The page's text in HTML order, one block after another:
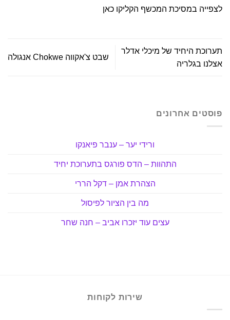
לצפייה במסיכת המכשף הקליקו כאן
תערוכת היחיד של מיכלי אדלר
אצלנו בגלריה
שבט צ'אקווה Chokwe אנגולה
פוסטים אחרונים
ורידי יער – ענבר פיאנקו
התהוות – הדס פורגס בתערוכת יחיד
הצהרת אמן – דקל הררי
מה בין הציור לפיסול
עצים עוד יזכרו אביב – חנה שחר
שירות לקוחות